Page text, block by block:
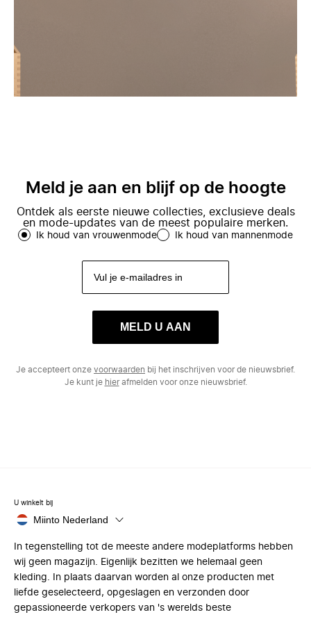
Meld je aan en blijf op de hoogte
Ontdek als eerste nieuwe collecties, exclusieve deals
en mode-updates van de meest populaire merken.
Ik houd van vrouwenmode Ik houd van mannenmode
MELD U AAN
Je accepteert onze voorwaarden bij het inschrijven voor de nieuwsbrief.
Je kunt je hierafmelden voor onze nieuwsbrief.
U winkelt bij
Miinto Nederland
In tegenstelling tot de meeste andere modeplatforms hebben
wij geen magazijn. Eigenlijk bezitten we helemaal geen
kleding. In plaats daarvan worden al onze producten met
liefde geselecteerd, opgeslagen en verzonden door
gepassioneerde verkopers van 's werelds beste